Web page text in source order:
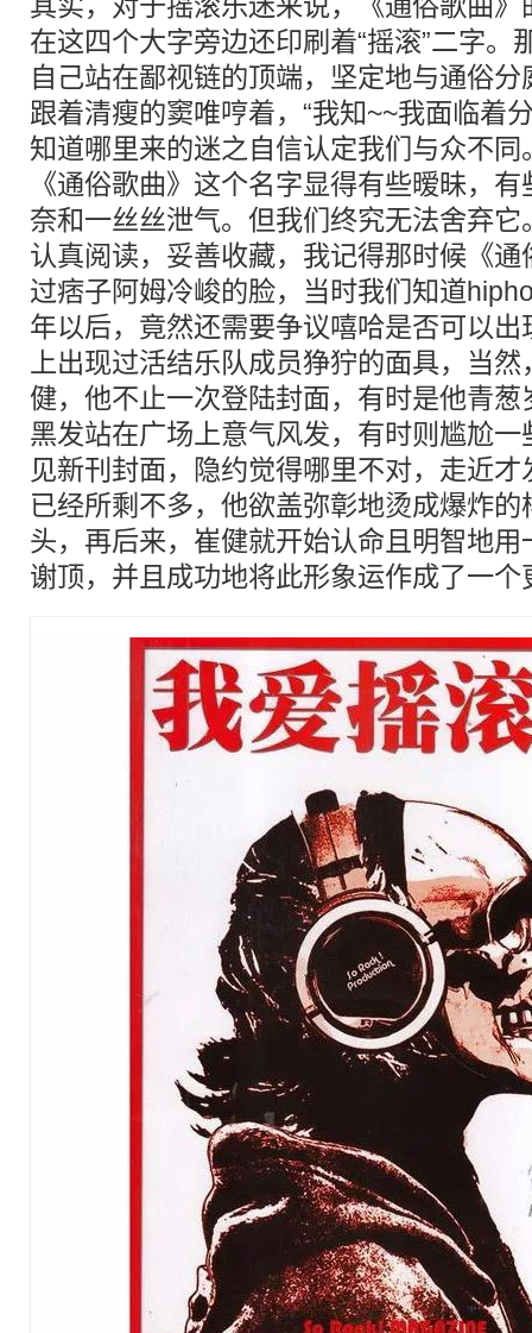
其实，对于摇滚乐迷来说，《通俗歌曲
在这四个大字旁边还印刷着“摇滚”二字。
自己站在鄙视链的顶端，坚定地与通俗
跟着清瘦的窦唯哼着，“我知~~我面临着
知道哪里来的迷之自信认定我们与众不
《通俗歌曲》这个名字显得有些暧昧，
奈和一丝丝泄气。但我们终究无法舍弃
认真阅读，妥善收藏，我记得那时候《
过痞子阿姆冷峻的脸，当时我们知道
年以后，竟然还需要争议嘻哈是否可以
上出现过活结乐队成员狰狞的面具，当
健，他不止一次登陆封面，有时是他青
黑发站在广场上意气风发，有时则尴尬
见新刊封面，隐约觉得哪里不对，走近
已经所剩不多，他欲盖弥彰地烫成爆炸
头，再后来，崔健就开始认命且明智地
谢顶，并且成功地将此形象运作成了一个